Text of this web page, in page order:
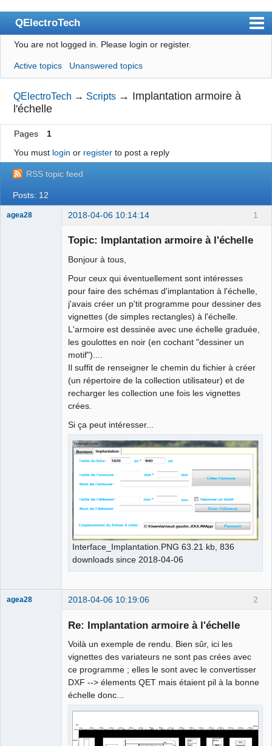
QElectroTech
Index
User list
Search
Register
Login
Site officiel
Wiki
BugTracker
Google_Search
You are not logged in. Please login or register.
Active topics Unanswered topics
QElectroTech → Scripts → Implantation armoire à
l'échelle
Pages
1
You must login or registerto post a reply
RSS topic feed
Posts: 12
1
agea28 2018-04-06 10:14:14
Topic: Implantation armoire à l'échelle
Bonjour à tous,
Pour ceux qui éventuellement sont intéresses
pour faire des schémas d'implantation à l'échelle,
j'avais créer un p'tit programme pour dessiner des
vignettes (de simples rectangles) à l'échelle.
L'armoire est dessinée avec une échelle graduée,
les goulottes en noir (en cochant "dessiner un
motif")....
Il suffit de renseigner le chemin du fichier à créer
(un répertoire de la collection utilisateur) et de
recharger les collection une fois les vignettes
crées.
Si ça peut intéresser...
Interface_Implantation.PNG 63.21 kb, 836
downloads since 2018-04-06
2
agea28 2018-04-06 10:19:06
Re: Implantation armoire à l'échelle
Voilà un exemple de rendu. Bien sûr, ici les
vignettes des variateurs ne sont pas crées avec
ce programme ; elles le sont avec le convertisser
DXF --> élements QET mais étaient pil à la bonne
échelle donc...